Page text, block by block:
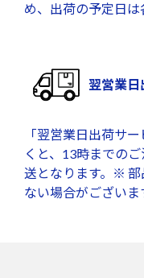
め、出荷の予定日は
翌営業日
「翌営業日出荷サ
くと、13時までの
送となります。※ 部
ない場合がございま